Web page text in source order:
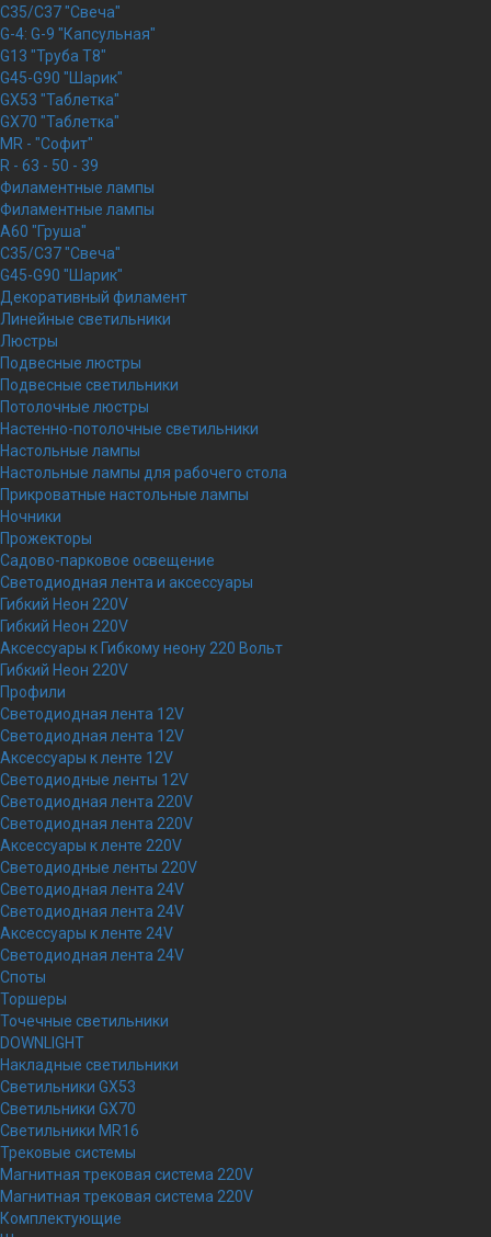
C35/C37 "Свеча"
G-4: G-9 "Капсульная"
G13 "Труба Т8"
G45-G90 "Шарик"
GX53 "Таблетка"
GX70 "Таблетка"
MR - "Софит"
R - 63 - 50 - 39
Филаментные лампы
Филаментные лампы
A60 "Груша"
C35/C37 "Свеча"
G45-G90 "Шарик"
Декоративный филамент
Линейные светильники
Люстры
Подвесные люстры
Подвесные светильники
Потолочные люстры
Настенно-потолочные светильники
Настольные лампы
Настольные лампы для рабочего стола
Прикроватные настольные лампы
Ночники
Прожекторы
Садово-парковое освещение
Светодиодная лента и аксессуары
Гибкий Неон 220V
Гибкий Неон 220V
Аксессуары к Гибкому неону 220 Вольт
Гибкий Неон 220V
Профили
Светодиодная лента 12V
Светодиодная лента 12V
Аксессуары к ленте 12V
Светодиодные ленты 12V
Светодиодная лента 220V
Светодиодная лента 220V
Аксессуары к ленте 220V
Светодиодные ленты 220V
Светодиодная лента 24V
Светодиодная лента 24V
Аксессуары к ленте 24V
Светодиодная лента 24V
Споты
Торшеры
Точечные светильники
DOWNLIGHT
Накладные светильники
Светильники GX53
Светильники GX70
Светильники MR16
Трековые системы
Магнитная трековая система 220V
Магнитная трековая система 220V
Комплектующие